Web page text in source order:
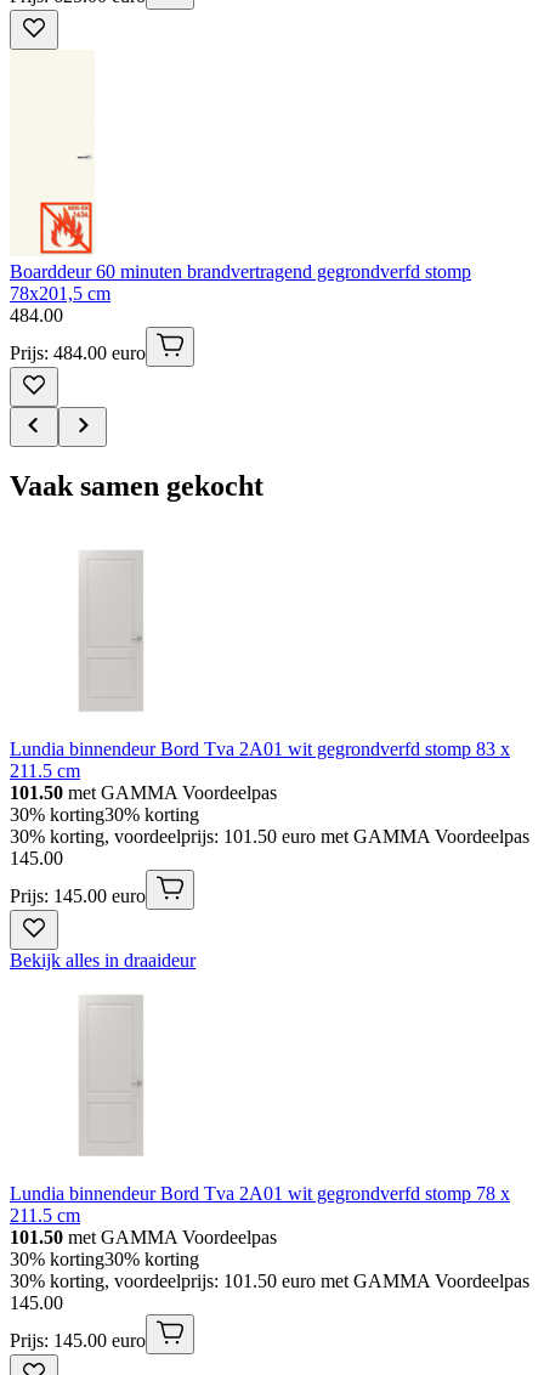
Boarddeur 60 minuten brandvertragend gegrondverfd stomp
78x201,5 cm
484.00
Prijs: 484.00 euro
Vaak samen gekocht
Lundia binnendeur Bord Tva 2A01 wit gegrondverfd stomp 83 x
211.5 cm
101.50 met GAMMA Voordeelpas
30% korting30% korting
30% korting, voordeelprijs: 101.50 euro met GAMMA Voordeelpas
145.00
Prijs: 145.00 euro
Bekijk alles in draaideur
Lundia binnendeur Bord Tva 2A01 wit gegrondverfd stomp 78 x
211.5 cm
101.50 met GAMMA Voordeelpas
30% korting30% korting
30% korting, voordeelprijs: 101.50 euro met GAMMA Voordeelpas
145.00
Prijs: 145.00 euro